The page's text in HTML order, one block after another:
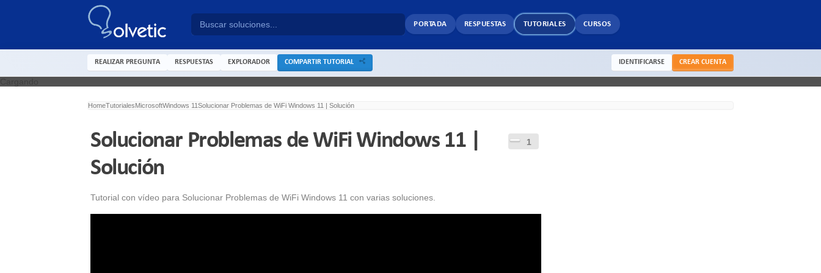
PORTADA RESPUESTAS TUTORIALES CURSOS
REALIZAR PREGUNTA RESPUESTAS EXPLORADOR COMPARTIR TUTORIAL IDENTIFICARSE CREAR CUENTA
HomeTutorialesMicrosoftWindows 11Solucionar Problemas de WiFi Windows 11 | Solución
1
Solucionar Problemas de WiFi Windows 11 |
Solución
Tutorial con vídeo para Solucionar Problemas de WiFi Windows 11 con varias soluciones.